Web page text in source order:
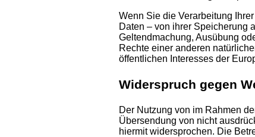
Wenn Sie die Verarbeitung
Daten – von ihrer Speicherung
Geltendmachung, Ausübung
Rechte einer anderen
öffentlichen Interesses der
Widerspruch gegen
Der Nutzung von im Rahmen
Übersendung von nicht
hiermit widersprochen. Die